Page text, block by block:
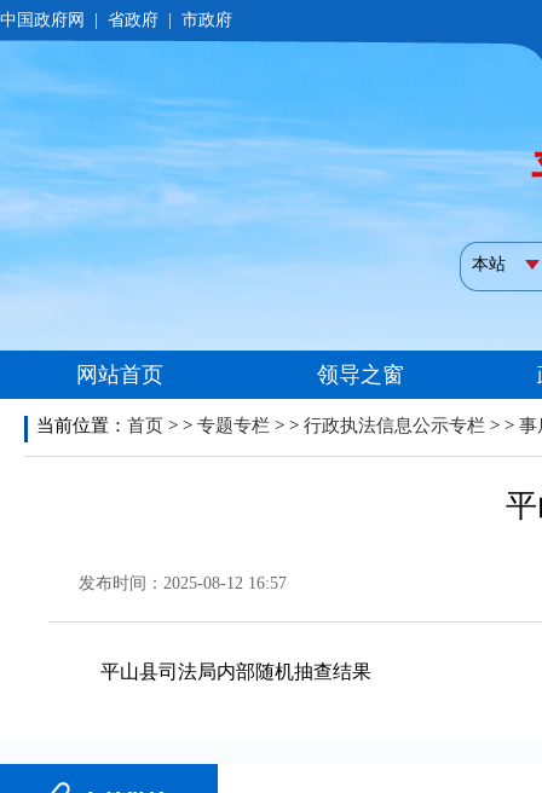
当前位置： 首页 > > 专题专栏 > > 行政执法信息公示专栏 > > 事
发布时间：2025-08-12 16:57
平山县司法局内部随机抽查结果